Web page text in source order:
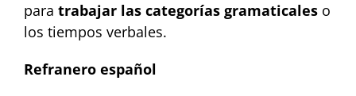
para trabajar las categorías gramaticales o
los tiempos verbales.
Refranero español